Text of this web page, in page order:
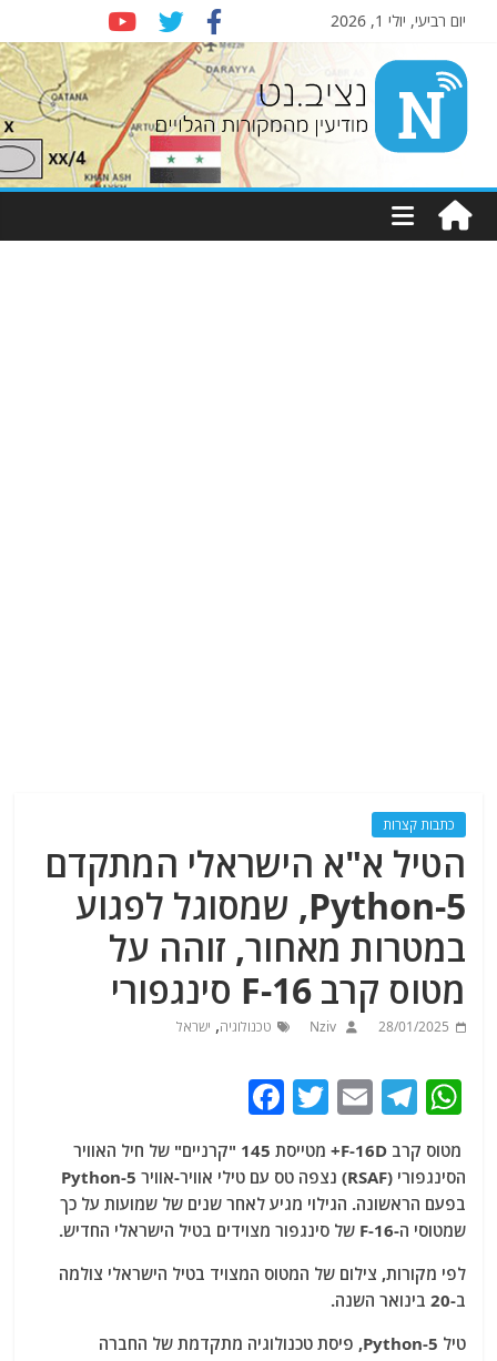
יום רביעי, יולי 1, 2026
Nziv.net
מודיעין
מהמקורות
כתבות קצרות
הטיל א"א הישראלי המתקדם
Python-5, שמסוגל לפגוע
במטרות מאחור, זוהה על
מטוס קרב F-16 סינגפורי
28/01/2025
Nziv טכנולוגיה, ישראל
W
at
s
A
p
p
T
e
g
ra
m
E
ai
l
T
itt
er
c
e
b
o
k
מטוס קרב F-16D+ מטייסת 145 "קרניים" של חיל האוויר
הסינגפורי (RSAF) נצפה טס עם טילי אוויר-אוויר Python-5
בפעם הראשונה. הגילוי מגיע לאחר שנים של שמועות על כך
שמטוסי ה-F-16 של סינגפור מצוידים בטיל הישראלי החדיש.
לפי מקורות, צילום של המטוס המצויד בטיל הישראלי צולמה
ב-20 בינואר השנה.
טיל Python-5, פיסת טכנולוגיה מתקדמת של החברה